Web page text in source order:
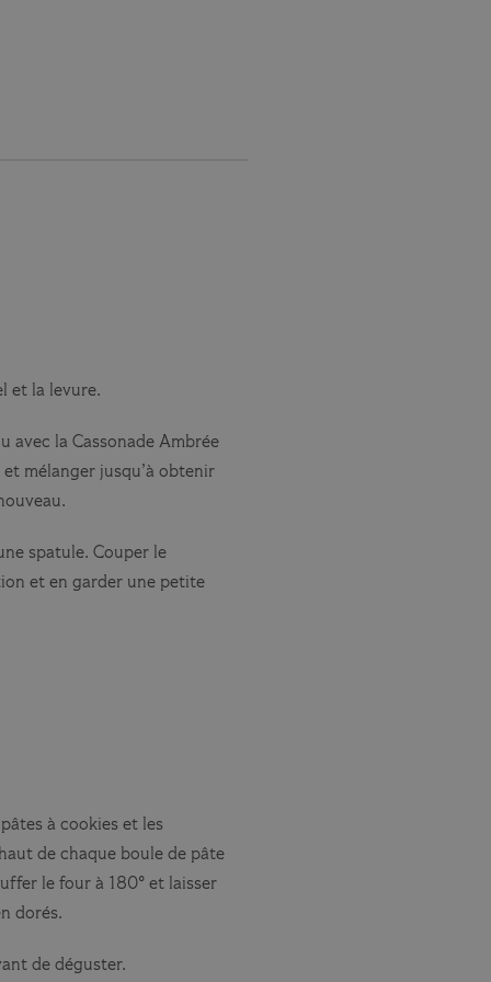
et la levure.
avec la Cassonade Ambrée
mélanger jusqu’à obtenir
spatule. Couper le
et en garder une petite
à cookies et les
de chaque boule de pâte
le four à 180° et laisser
dorés.
de déguster.